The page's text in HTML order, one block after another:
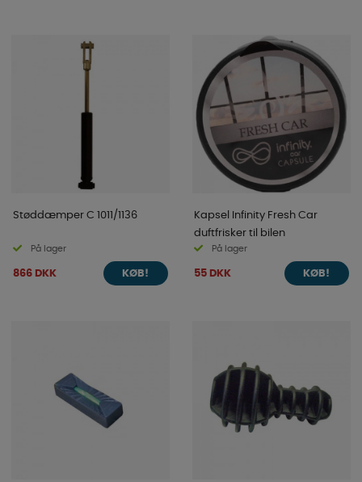
Støddæmper C 1011/1136
På lager
866 DKK KØB!
Kapsel Infinity Fresh Car
duftfrisker til bilen
På lager
55 DKK KØB!